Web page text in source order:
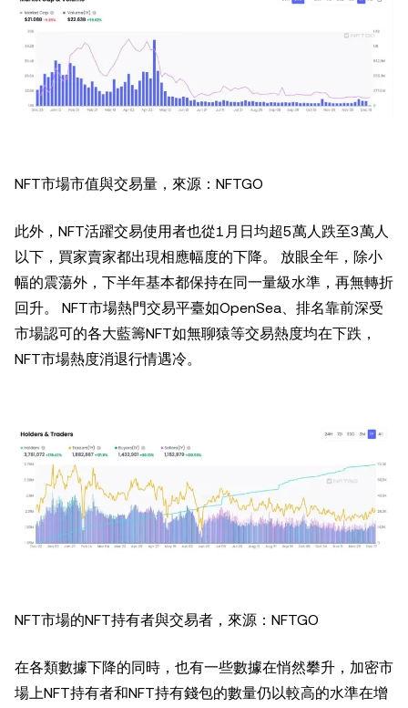
NFT市場市值與交易量，來源：NFTGO
此外，NFT活躍交易使用者也從1月日均超5萬人跌至3萬人
以下，買家賣家都出現相應幅度的下降。 放眼全年，除小
幅的震蕩外，下半年基本都保持在同一量級水準，再無轉折
回升。 NFT市場熱門交易平臺如OpenSea、排名靠前深受
市場認可的各大藍籌NFT如無聊猿等交易熱度均在下跌，
NFT市場熱度消退行情遇冷。
NFT市場的NFT持有者與交易者，來源：NFTGO
在各類數據下降的同時，也有一些數據在悄然攀升，加密市
場上NFT持有者和NFT持有錢包的數量仍以較高的水準在增